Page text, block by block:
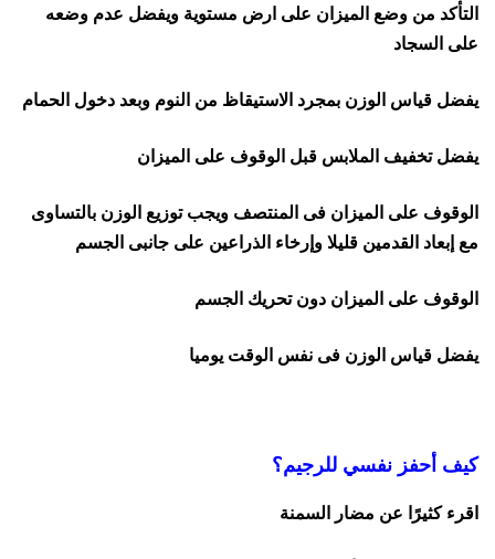
التأكد من وضع الميزان على ارض مستوية ويفضل عدم وضعه
على السجاد
يفضل قياس الوزن بمجرد الاستيقاظ من النوم وبعد دخول الحمام
يفضل تخفيف الملابس قبل الوقوف على الميزان
الوقوف على الميزان فى المنتصف ويجب توزيع الوزن بالتساوى
مع إبعاد القدمين قليلا وإرخاء الذراعين على جانبى الجسم
الوقوف على الميزان دون تحريك الجسم
يفضل قياس الوزن فى نفس الوقت يوميا
كيف أحفز نفسي للرجيم؟
اقرء كثيرًا عن مضار السمنة